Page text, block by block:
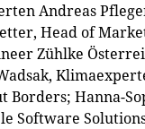
Andreas
Head of
Zühlke
Hanna-
Software